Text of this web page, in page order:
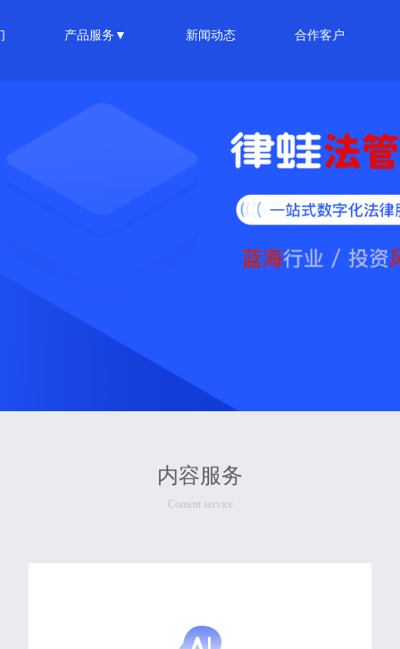
产品服务▼ 新闻动态 合作客户
内容服务
Content service